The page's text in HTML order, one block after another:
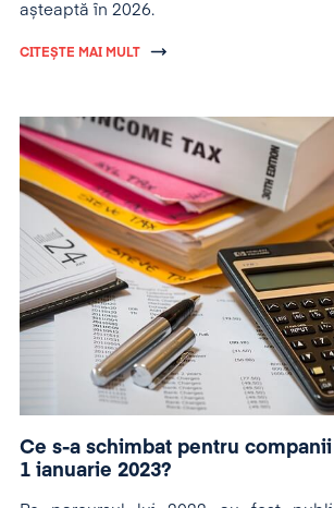
așteaptă în 2026.
CITEȘTE MAI MULT
Ce s-a schimbat pentru companii
1 ianuarie 2023?